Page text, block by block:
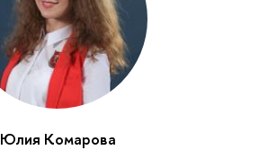
Юлия Комарова